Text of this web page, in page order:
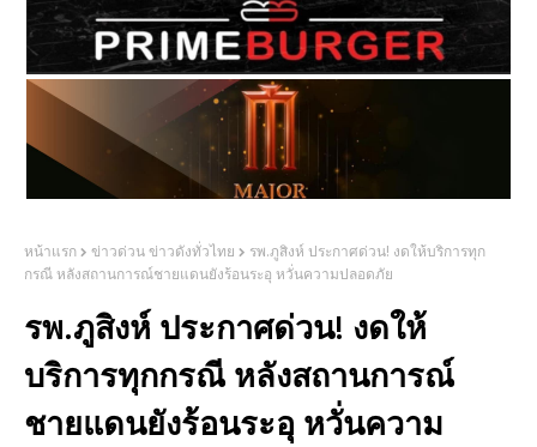
หน้าแรก ข่าวด่วน ข่าวดังทั่วไทย
รพ.ภูสิงห์ ประกาศด่วน! งดให้บริการทุก
กรณี หลังสถานการณ์ชายแดนยังร้อนระอุ หวั่นความปลอดภัย
รพ.ภูสิงห์ ประกาศด่วน! งดให้
บริการทุกกรณี หลังสถานการณ์
ชายแดนยังร้อนระอุ หวั่นความ